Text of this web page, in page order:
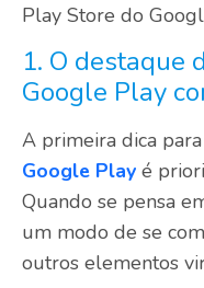
Play Store do
1. O destaque
Google Play
A primeira dica
Google Play é
Quando se pensa
um modo de se
outros elementos